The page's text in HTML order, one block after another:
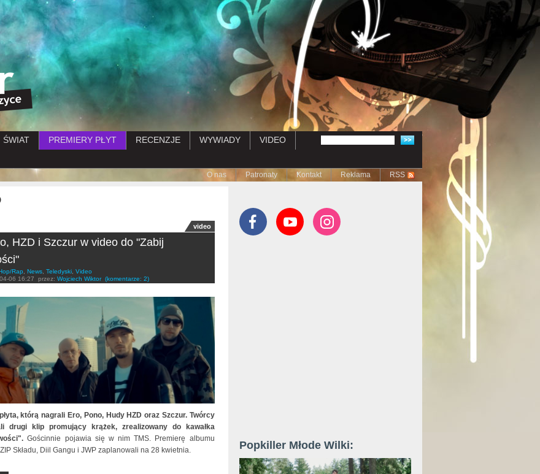
Przejdź do treści
ŚWIAT PREMIERY PŁYT RECENZJE WYWIADY
VIDEO
Submenu
O nas Patronaty Kontakt Reklama RSS
video
HZD i Szczur w video do "Zabij
Rap News Teledyski Video
06 16:27 przez: Wojciech Wiktor (komentarze: 2)
którą nagrali Ero, Pono, Hudy HZD oraz Szczur. Twórcy
drugi klip promujący krążek, zrealizowany do kawałka
Gościnnie pojawia się w nim TMS. Premierę albumu
Składu, Diil Gangu i JWP zaplanowali na 28 kwietnia.
Popkiller Młode Wilki: